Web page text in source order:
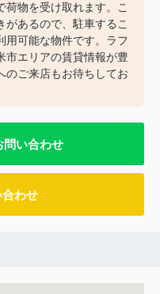
荷物を受け取れます。こ
があるので、駐車するこ
用可能な物件です。ラフ
市エリアの賃貸情報が豊
のご来店もお待ちしてお
問い合わせ
わせ